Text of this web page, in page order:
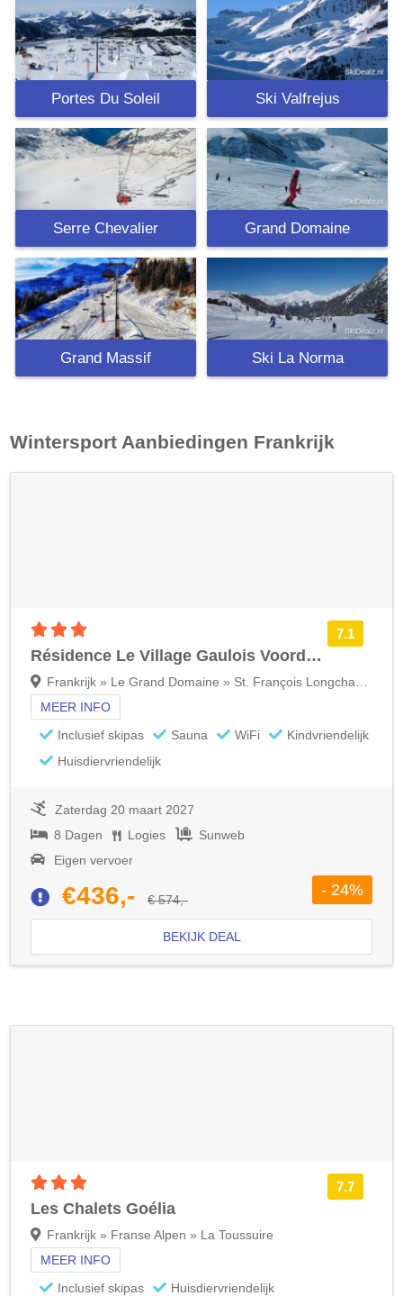
Portes Du Soleil Ski Valfrejus
Serre Chevalier Grand Domaine
Grand Massif Ski La Norma
Wintersport Aanbiedingen Frankrijk
7.1
Résidence Le Village Gaulois Voordeeltarief
Frankrijk » Le Grand Domaine » St. François Longchamp
MEER INFO
Inclusief skipas
Sauna WiFi
Kindvriendelijk
Huisdiervriendelijk
Zaterdag 20 maart 2027
8 Dagen
Logies
Sunweb
Eigen vervoer
€436,- € 574,-
- 24%
BEKIJK DEAL
7.7
Les Chalets Goélia
Frankrijk » Franse Alpen » La Toussuire
MEER INFO
Inclusief skipas
Huisdiervriendelijk